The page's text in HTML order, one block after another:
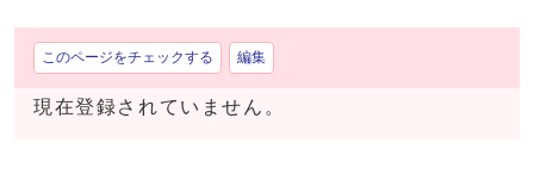
このページをチェックする 編集
現在登録されていません。